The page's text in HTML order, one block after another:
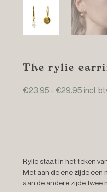
The rylie
€23.95 - €29.95 incl.
Rylie staat in het teken
Met aan de ene zijde een
aan de andere zijde twee